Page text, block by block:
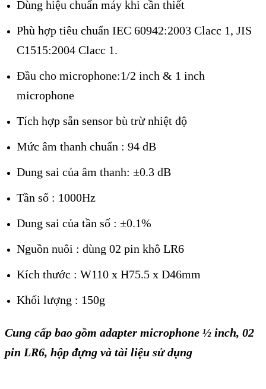
Dùng hiệu chuẩn máy khi cần thiết
Phù hợp tiêu chuẩn IEC 60942:2003 Clacc 1, JIS
C1515:2004 Clacc 1.
Đầu cho microphone:1/2 inch & 1 inch
microphone
Tích hợp sẵn sensor bù trừ nhiệt độ
Mức âm thanh chuẩn : 94 dB
Dung sai của âm thanh: ±0.3 dB
Tần số : 1000Hz
Dung sai của tần số : ±0.1%
Nguồn nuôi : dùng 02 pin khô LR6
Kích thước : W110 x H75.5 x D46mm
Khối lượng : 150g
Cung cấp bao gồm adapter microphone ½ inch, 02
pin LR6, hộp đựng và tài liệu sử dụng